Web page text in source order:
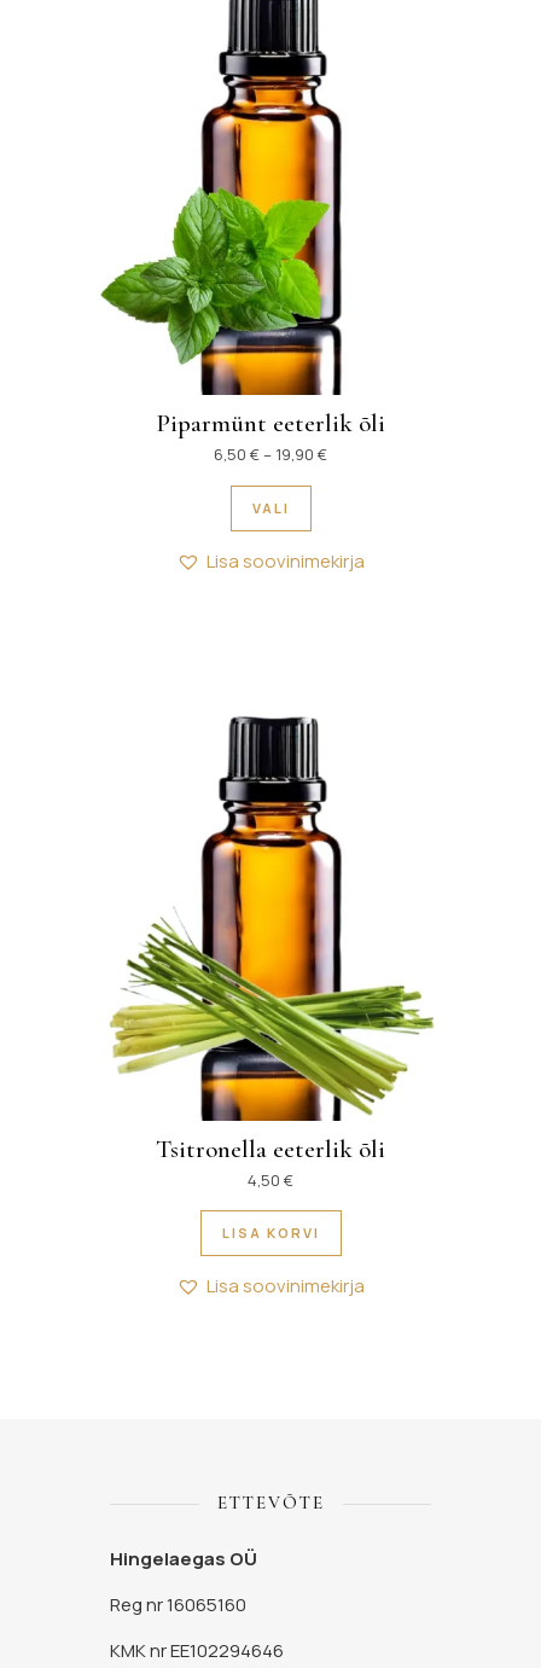
Piparmünt eeterlik õli
6,50 €– 19,90 €Hinnavahemik: 6,50 € kuni
VALI
Sellel tootel on mitu
Lisa soovinimekirja
Tsitronella eeterlik õli
4,50 €
LISA KORVI
Lisa soovinimekirja
ETTEVÕTE
Hingelaegas OÜ
Reg nr 16065160
KMK nr EE102294646